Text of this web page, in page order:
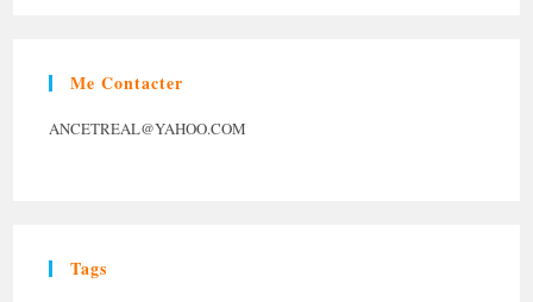
Me Contacter
ANCETREAL@YAHOO.COM
Tags